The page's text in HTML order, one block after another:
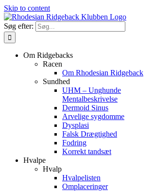
Skip to content
Søg efter:
Om Ridgebacks
Racen
Om Rhodesian Ridgeback
Sundhed
UHM – Unghunde
Mentalbeskrivelse
Dermoid Sinus
Arvelige sygdomme
Dysplasi
Falsk Drægtighed
Fodring
Korrekt tandsæt
Hvalpe
Hvalp
Hvalpelisten
Omplaceringer